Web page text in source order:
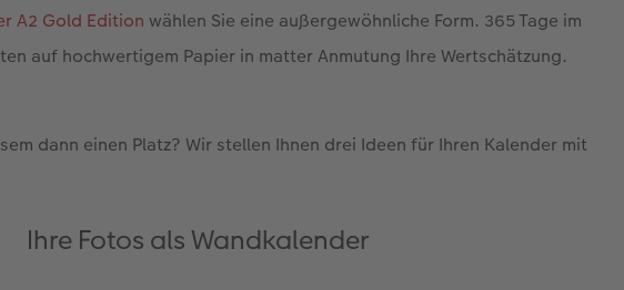
A2 Gold Edition wählen Sie eine außergewöhnliche Form. 365 Tage im
auf hochwertigem Papier in matter Anmutung Ihre Wertschätzung.
dann einen Platz? Wir stellen Ihnen drei Ideen für Ihren Kalender mit
Ihre Fotos als Wandkalender